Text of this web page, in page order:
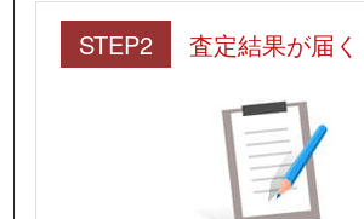
STEP2 査定結果が届く